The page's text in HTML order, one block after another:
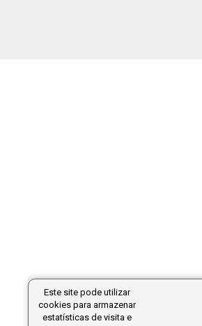
Este site pode utilizar
cookies para armazenar
estatísticas de visita e